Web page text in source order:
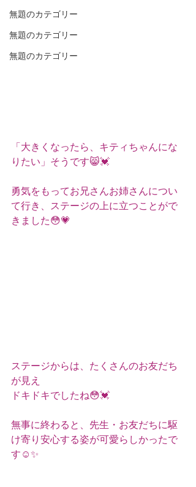
無題のカテゴリー
無題のカテゴリー
無題のカテゴリー
「大きくなったら、キティちゃんにな
りたい」そうです😸💓
勇気をもってお兄さんお姉さんについ
て行き、ステージの上に立つことがで
きました😳💗
ステージからは、たくさんのお友だち
が見え
ドキドキでしたね😳💓
無事に終わると、先生・お友だちに駆
け寄り安心する姿が可愛らしかったで
す☺️✨